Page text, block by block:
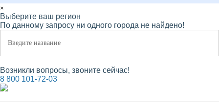
×
Выберите ваш регион
По данному запросу ни одного города не найдено!
Возникли вопросы, звоните сейчас!
8 800 101-72-03